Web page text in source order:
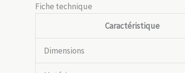
Fiche technique
Caractéristique
Dimensions